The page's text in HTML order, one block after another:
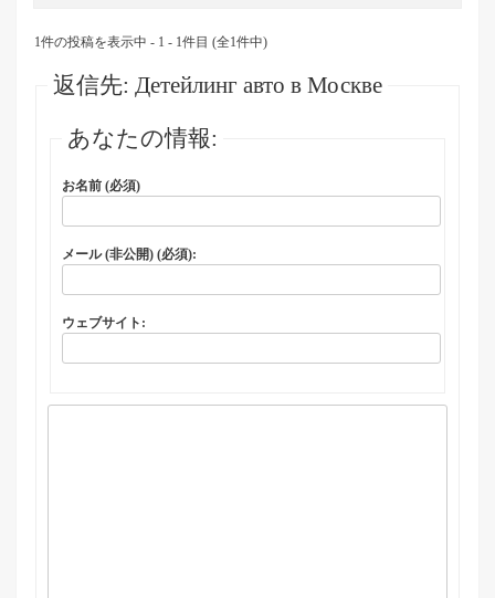
1件の投稿を表示中 - 1 - 1件目 (全1件中)
返信先: Детейлинг авто в Москве
あなたの情報:
お名前 (必須)
メール (非公開) (必須):
ウェブサイト: